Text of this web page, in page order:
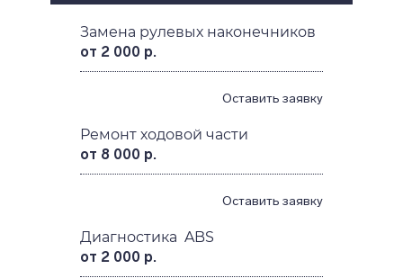
Замена рулевых наконечников
от 2 000 р.
Оставить заявку
Ремонт ходовой части
от 8 000 р.
Оставить заявку
Диагностика ABS
от 2 000 р.